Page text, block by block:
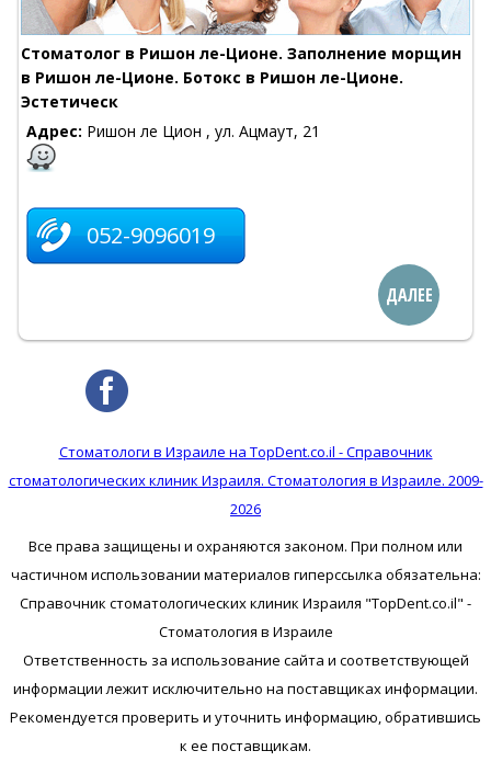
Стоматолог в Ришон ле-Ционе. Заполнение морщин
в Ришон ле-Ционе. Ботокс в Ришон ле-Ционе.
Эстетическ
Адрес: Ришон ле Цион , ул. Ацмаут, 21
052-9096019
ДАЛЕЕ
Стоматологи в Израиле на TopDent.co.il - Справочник
стоматологических клиник Израиля. Стоматология в Израиле. 2009-
2026
Все права защищены и охраняются законом. При полном или
частичном использовании материалов гиперссылка обязательна:
Справочник стоматологических клиник Израиля "TopDent.co.il" -
Стоматология в Израиле
Ответственность за использование сайта и соответствующей
информации лежит исключительно на поставщиках информации.
Рекомендуется проверить и уточнить информацию, обратившись
к ее поставщикам.